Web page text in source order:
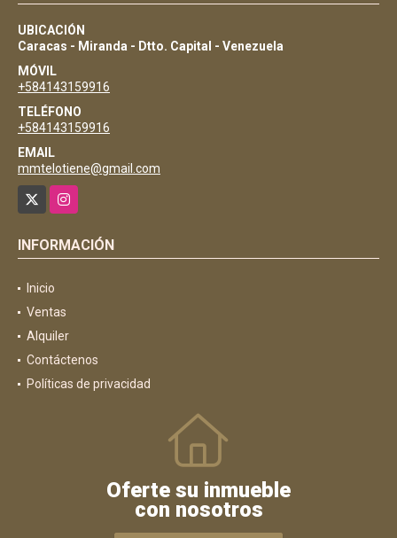
UBICACIÓN
Caracas - Miranda - Dtto. Capital - Venezuela
MÓVIL
+584143159916
TELÉFONO
+584143159916
EMAIL
mmtelotiene@gmail.com
Instagram
INFORMACIÓN
Inicio
Ventas
Alquiler
Contáctenos
Políticas de privacidad
Oferte su inmueble
con nosotros